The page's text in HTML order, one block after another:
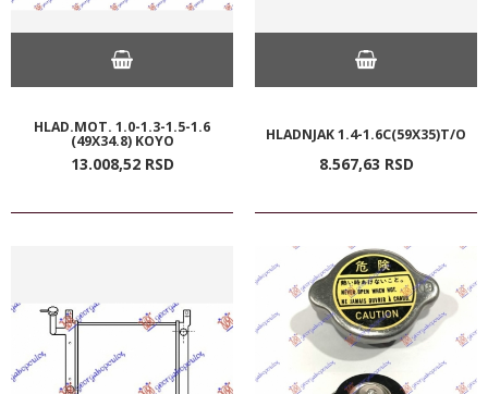
HLAD.MOT. 1.0-1.3-1.5-1.6
(49X34.8) KOYO
13.008,52 RSD
HLADNJAK 1.4-1.6C(59X35)T/O
8.567,63 RSD